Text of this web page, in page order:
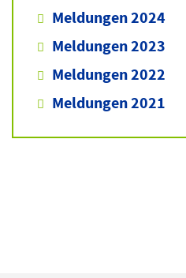
Meldungen 2024
Meldungen 2023
Meldungen 2022
Meldungen 2021